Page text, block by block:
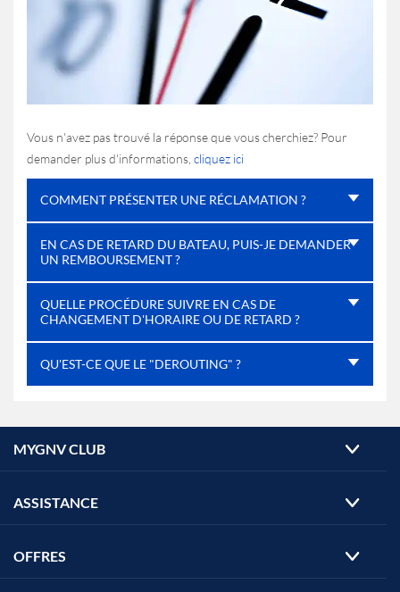
Vous n'avez pas trouvé la réponse que vous cherchiez? Pour
demander plus d'informations, cliquez ici
COMMENT PRÉSENTER UNE RÉCLAMATION ?
EN CAS DE RETARD DU BATEAU, PUIS-JE DEMANDER
UN REMBOURSEMENT ?
QUELLE PROCÉDURE SUIVRE EN CAS DE
CHANGEMENT D'HORAIRE OU DE RETARD ?
QU'EST-CE QUE LE "DEROUTING" ?
MYGNV CLUB
ASSISTANCE
OFFRES